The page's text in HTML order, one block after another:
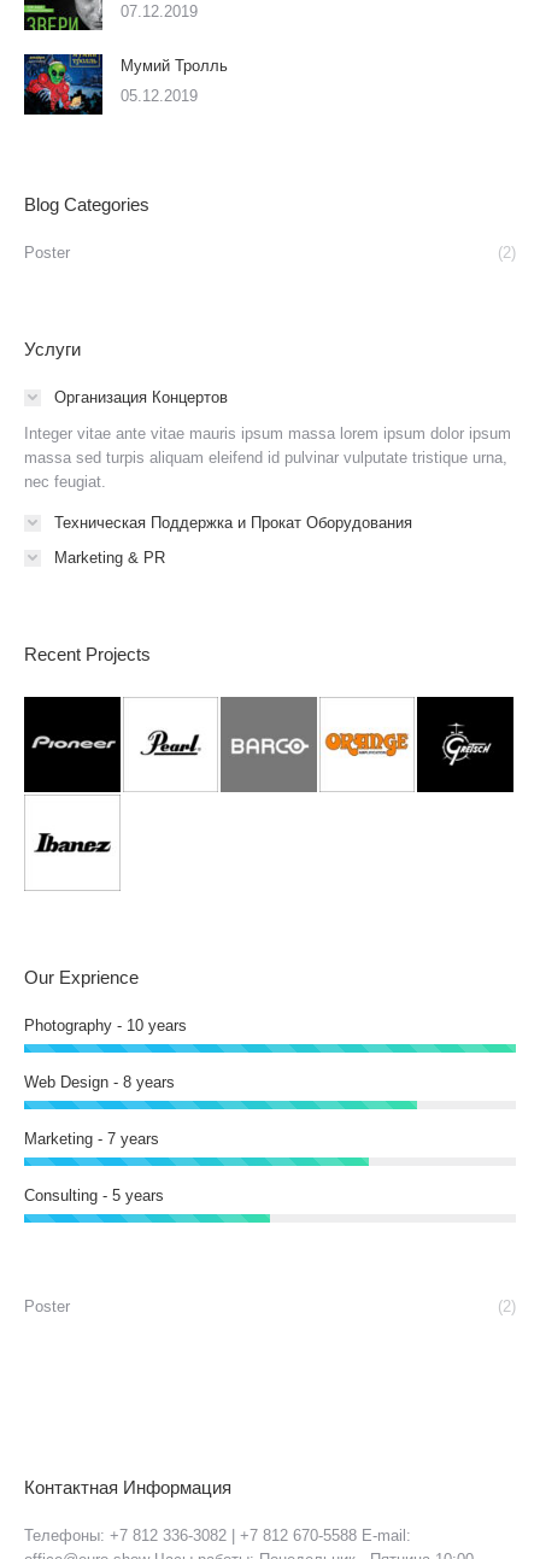
07.12.2019
Мумий Тролль
05.12.2019
Blog Categories
Poster (2)
Услуги
Организация Концертов
Integer vitae ante vitae mauris ipsum massa lorem ipsum dolor ipsum
massa sed turpis aliquam eleifend id pulvinar vulputate tristique urna,
nec feugiat.
Техническая Поддержка и Прокат Оборудования
Marketing & PR
Recent Projects
Our Exprience
Photography - 10 years
Web Design - 8 years
Marketing - 7 years
Consulting - 5 years
Poster (2)
Контактная Информация
Телефоны: +7 812 336-3082 | +7 812 670-5588 E-mail: